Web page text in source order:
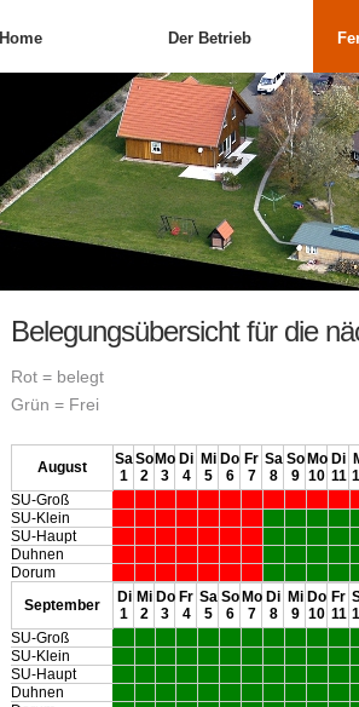
Home Der Betrieb
Belegungsübersicht für die
Rot = belegt
Grün = Frei